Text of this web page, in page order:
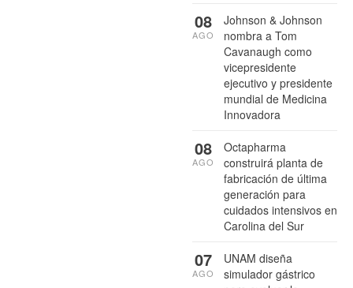
Johnson & Johnson
nombra a Tom
Cavanaugh como
vicepresidente
ejecutivo y presidente
mundial de Medicina
Innovadora
08
AGO
Octapharma
construirá planta de
fabricación de última
generación para
cuidados intensivos en
Carolina del Sur
08
AGO
UNAM diseña
simulador gástrico
07
AGO